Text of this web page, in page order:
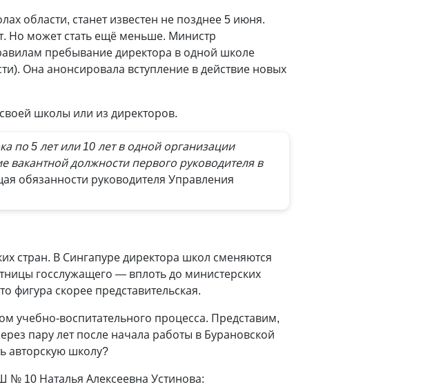
области, станет известен не позднее 5 июня.
Но может стать ещё меньше. Министр
пребывание директора в одной школе
Она анонсировала вступление в действие новых
школы или из директоров.
по 5 лет или 10 лет в одной организации
вакантной должности первого руководителя в
обязанности руководителя Управления
стран. В Сингапуре директора школ сменяются
госслужащего — вплоть до министерских
фигура скорее представительская.
учебно-воспитательного процесса. Представим,
пару лет после начала работы в Бурановской
авторскую школу?
№ 10 Наталья Алексеевна Устинова: